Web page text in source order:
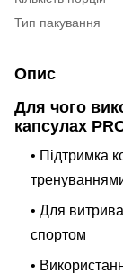
Тип пакування
Опис
Для чого
капсулах
• Підтримка
• Для
спортом
•